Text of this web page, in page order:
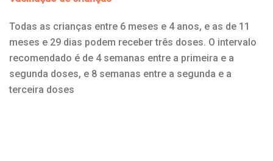
Todas as crianças entre 6 meses e 4 anos, e as de 11
meses e 29 dias podem receber três doses. O intervalo
recomendado é de 4 semanas entre a primeira e a
segunda doses, e 8 semanas entre a segunda e a
terceira doses